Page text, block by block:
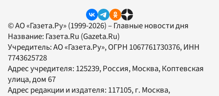
© АО «Газета.Ру» (1999-2026) – Главные новости дня
Название: Газета.Ru (Gazeta.Ru)
Учредитель:АО «Газета.Ру», ОГРН 1067761730376, ИНН
7743625728
Адрес учредителя: 125239, Россия, Москва, Коптевская
улица, дом 67
Адрес редакции и издателя: 117105, г. Москва,